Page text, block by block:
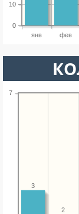
янв фев
0
10
7
2
3